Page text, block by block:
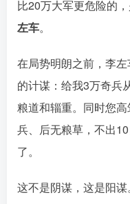
比20万大军更危险的
左车。
在局势明朗之前，李
的计谋：给我3万奇兵
粮道和辎重。同时您
兵、后无粮草，不出
了󠄹󠅀󠄪󠄢󠄡󠄦󠄞󠄧󠄣󠄞󠄢󠄡󠄦󠄞󠄩󠄤󠅬󠅅󠅃󠄵󠅂󠄪󠅗󠅥󠅕󠅣󠅤󠅬󠅄󠄹󠄽󠄵󠄪󠄢󠄠󠄢󠄦󠄝󠄠󠄨󠄝󠄠󠄦󠄐󠄡󠄧󠄪󠄠󠄠󠄪󠄣󠄡󠅬󠅨󠅙󠅑󠅟󠅗󠅒󠄞󠅓󠅟󠅝󠄐󠇕󠆠󠅿󠇖󠆄󠆩󠇕󠅿󠆈󠇗󠆭󠆁󠄐󠇗󠅹󠅸󠇖󠆍󠅳󠇖󠅹󠅰󠇖󠆌󠅹。
这不是阴谋，这是阳